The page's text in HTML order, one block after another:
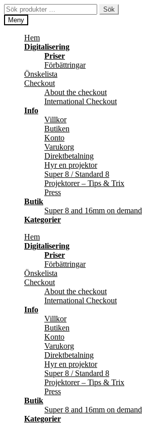
Hoppa
till
navigering
Hoppa
till
innehåll
Sök
efter:
Sök
Meny
Hem
Digitalisering
Priser
Förbättringar
Önskelista
Checkout
About the checkout
International Checkout
Info
Villkor
Butiken
Konto
Varukorg
Direktbetalning
Hyr en projektor
Super 8 / Standard 8
Projektorer – Tips & Trix
Press
Butik
Super 8 and 16mm on demand
Kategorier
Hem
Digitalisering
Priser
Förbättringar
Önskelista
Checkout
About the checkout
International Checkout
Info
Villkor
Butiken
Konto
Varukorg
Direktbetalning
Hyr en projektor
Super 8 / Standard 8
Projektorer – Tips & Trix
Press
Butik
Super 8 and 16mm on demand
Kategorier